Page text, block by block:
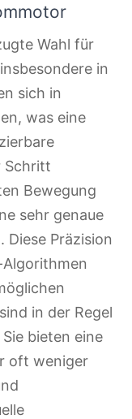
Wahl für
in
sich in
was eine
Schritt
Bewegung
sehr genaue
Präzision
sind in der Regel
bieten eine
oft weniger